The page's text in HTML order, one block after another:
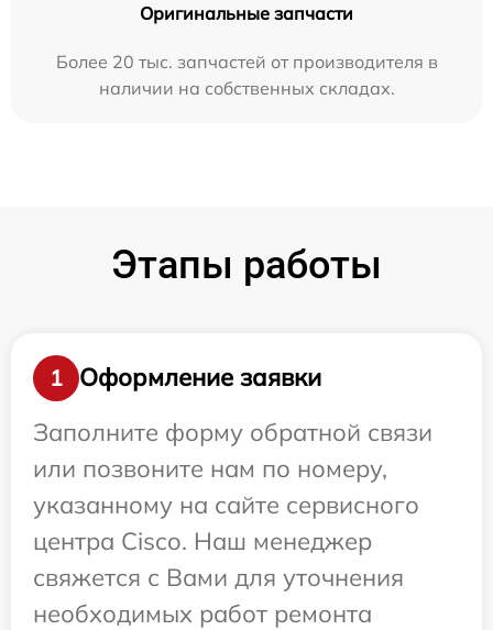
Оригинальные запчасти
Более 20 тыс. запчастей от производителя в
наличии на собственных складах.
Этапы работы
1
Оформление заявки
Заполните форму обратной связи
или позвоните нам по номеру,
указанному на сайте сервисного
центра Cisco. Наш менеджер
свяжется с Вами для уточнения
необходимых работ ремонта